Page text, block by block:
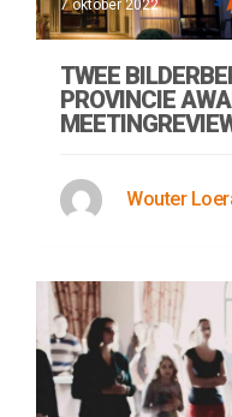
7 oktober 2022
TWEE
PROVINCIE
Wouter